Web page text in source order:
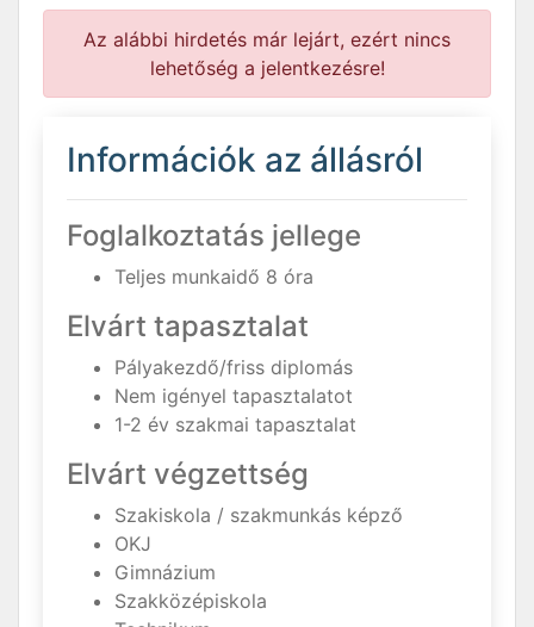
Az alábbi hirdetés már lejárt, ezért nincs
lehetőség a jelentkezésre!
Információk az állásról
Foglalkoztatás jellege
Teljes munkaidő 8 óra
Elvárt tapasztalat
Pályakezdő/friss diplomás
Nem igényel tapasztalatot
1-2 év szakmai tapasztalat
Elvárt végzettség
Szakiskola / szakmunkás képző
OKJ
Gimnázium
Szakközépiskola